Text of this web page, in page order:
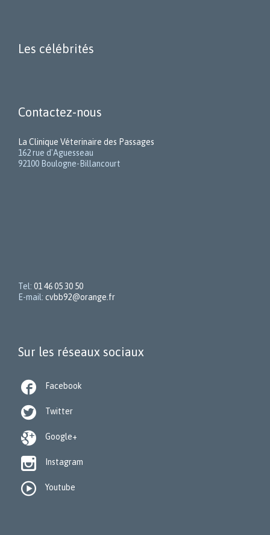
Les célébrités
Contactez-nous
La Clinique Véterinaire des Passages
162 rue d'Aguesseau
92100 Boulogne-Billancourt
Tel: 01 46 05 30 50
E-mail: cvbb92@orange.fr
Sur les réseaux sociaux
 Facebook
 Twitter
 Google+
 Instagram
 Youtube